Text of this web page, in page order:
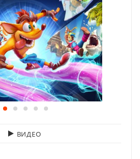
ВИДЕО